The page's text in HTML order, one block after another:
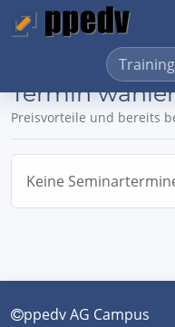
Termin
Preisvorteile und bereits
Keine
ppedv AG Campus